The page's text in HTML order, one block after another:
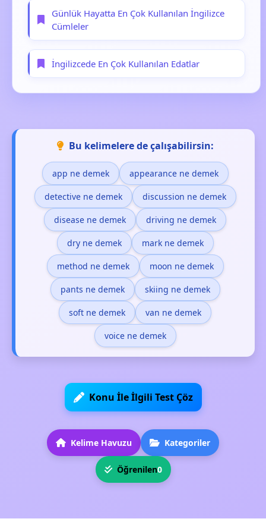
Günlük Hayatta En Çok Kullanılan İngilizce
Cümleler
İngilizcede En Çok Kullanılan Edatlar
Bu kelimelere de çalışabilirsin:
app ne demek appearance ne demek
detective ne demek discussion ne demek
disease ne demek driving ne demek
dry ne demek mark ne demek
method ne demek moon ne demek
pants ne demek skiing ne demek
soft ne demek van ne demek
voice ne demek
Konu İle İlgili Test Çöz
Kelime Havuzu Kategoriler
Öğrenilen0